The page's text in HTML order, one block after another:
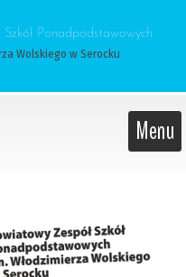
Ponadpodstawowych
Wolskiego w Serocku
Menu